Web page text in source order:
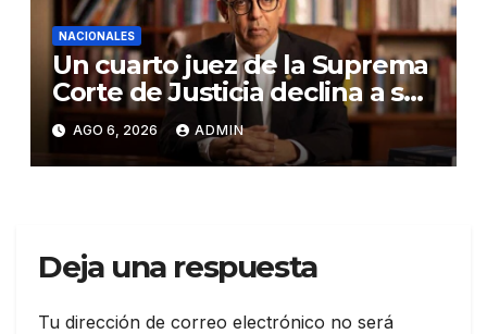
NACIONALES
Un cuarto juez de la Suprema
Corte de Justicia declina a ser
evaluado por el CNM
AGO 6, 2026 ADMIN
Deja una respuesta
Tu dirección de correo electrónico no será